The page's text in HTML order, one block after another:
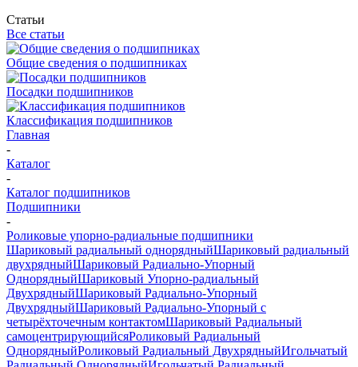
Статьи
Все статьи
Общие сведения о подшипниках
Посадки подшипников
Классификация подшипников
Главная
-
Каталог
-
Каталог подшипников
Подшипники
-
Роликовые упорно-радиальные подшипники
Шариковый радиальный однорядныйШариковый радиальный
двухрядныйШариковый Радиально-Упорный
ОднорядныйШариковый Упорно-радиальный
ДвухрядныйШариковый Радиально-Упорный
ДвухрядныйШариковый Радиально-Упорный с
четырёхточечным контактомШариковый Радиальный
самоцентрирующийсяРоликовый Радиальный
ОднорядныйРоликовый Радиальный ДвухрядныйИгольчатый